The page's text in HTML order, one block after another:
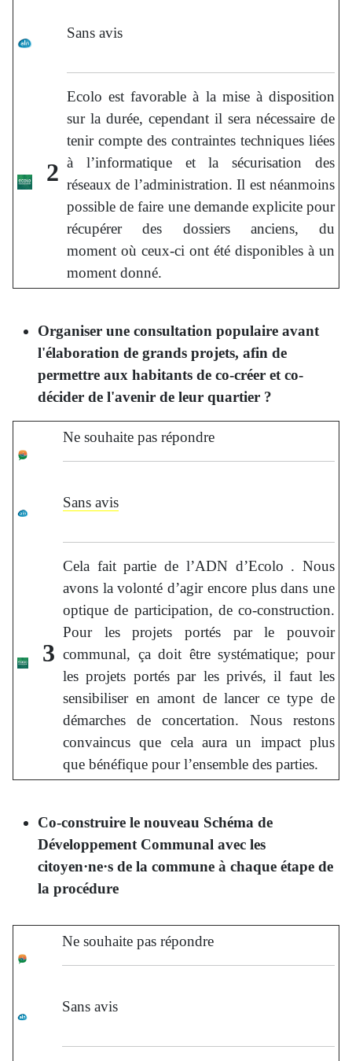
Sans avis
2
Ecolo est favorable à la mise à disposition
sur la durée, cependant il sera nécessaire de
tenir compte des contraintes techniques liées
à l’informatique et la sécurisation des
réseaux de l’administration. Il est néanmoins
possible de faire une demande explicite pour
récupérer des dossiers anciens, du
moment où ceux-ci ont été disponibles à un
moment donné.
Organiser une consultation populaire avant
l'élaboration de grands projets, afin de
permettre aux habitants de co-créer et co-
décider de l'avenir de leur quartier ?
Ne souhaite pas répondre
Sans avis
3
Cela fait partie de l’ADN d’Ecolo . Nous
avons la volonté d’agir encore plus dans une
optique de participation, de co-construction.
Pour les projets portés par le pouvoir
communal, ça doit être systématique; pour
les projets portés par les privés, il faut les
sensibiliser en amont de lancer ce type de
démarches de concertation. Nous restons
convaincus que cela aura un impact plus
que bénéfique pour l’ensemble des parties.
Co-construire le nouveau Schéma de
Développement Communal avec les
citoyen·ne·s de la commune à chaque étape de
la procédure
Ne souhaite pas répondre
Sans avis